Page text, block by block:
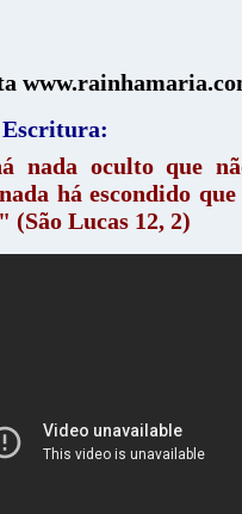
Escritura:
nada oculto que
há escondido
(São Lucas 12, 2)